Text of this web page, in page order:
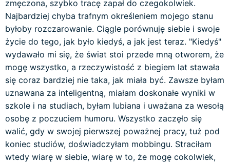
zmęczona, szybko tracę zapał do czegokolwiek.
Najbardziej chyba trafnym określeniem mojego stanu
byłoby rozczarowanie. Ciągle porównuję siebie i swoje
życie do tego, jak było kiedyś, a jak jest teraz. "Kiedyś"
wydawało mi się, że świat stoi przede mną otworem, że
mogę wszystko, a rzeczywistość z biegiem lat stawała
się coraz bardziej nie taka, jak miała być. Zawsze byłam
uznawana za inteligentną, miałam doskonałe wyniki w
szkole i na studiach, byłam lubiana i uważana za wesołą
osobę z poczuciem humoru. Wszystko zaczęło się
walić, gdy w swojej pierwszej poważnej pracy, tuż pod
koniec studiów, doświadczyłam mobbingu. Straciłam
wtedy wiarę w siebie, wiarę w to, że mogę cokolwiek,